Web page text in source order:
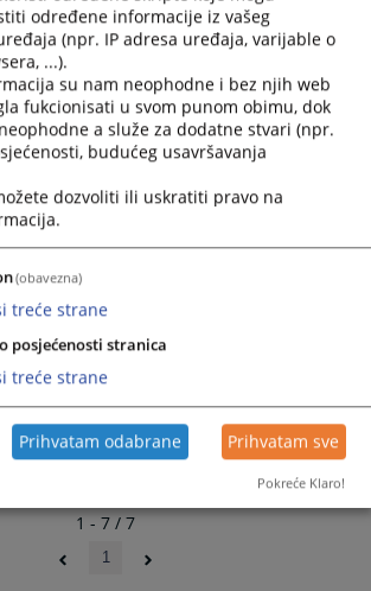
calendar
and
select
a
date.
Press
the
question
get
the
keyboard
shortcuts
changing
dates.
едукацију и судску документацију
ефикасност и квалитет тужилаштава
за спровођење тестних процедура,
и унапређење поступка
легислативу
ВСТС-а БиХ
1 - 7 / 7
1
određene informacije iz vašeg
(npr. IP adresa uređaja, varijable o
...).
su nam neophodne i bez njih web
fukcionisati u svom punom obimu, dok
a služe za dodatne stvari (npr.
budućeg usavršavanja
dozvoliti ili uskratiti pravo na
(obavezna)
treće strane
posjećenosti stranica
treće strane
Prihvatam odabrane Prihvatam sve
Pokreće Klaro!